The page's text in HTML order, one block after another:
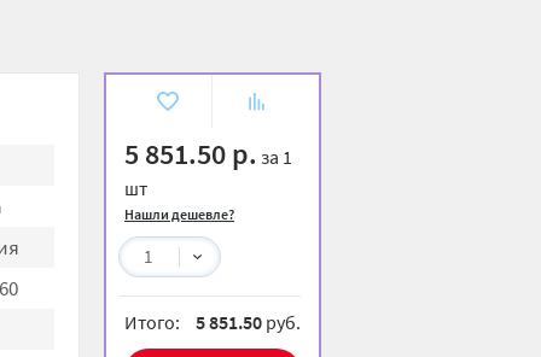
5 851.50 р. за 1
шт
Нашли дешевле?
1
Итого: 5 851.50 руб.